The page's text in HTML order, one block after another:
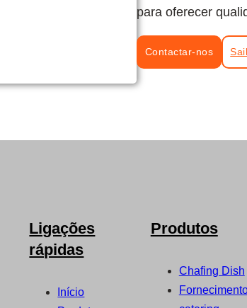
para oferecer
Contactar-nos
Ligações
rápidas
Início
Produtos
Chafing Dish